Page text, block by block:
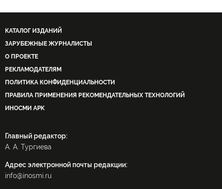
КАТАЛОГ ИЗДАНИЙ
ЗАРУБЕЖНЫЕ ЖУРНАЛИСТЫ
О ПРОЕКТЕ
РЕКЛАМОДАТЕЛЯМ
ПОЛИТИКА КОНФИДЕНЦИАЛЬНОСТИ
ПРАВИЛА ПРИМЕНЕНИЯ РЕКОМЕНДАТЕЛЬНЫХ ТЕХНОЛОГИЙ
ИНОСМИ APK
Главный редактор:
А. А. Тургиева
Адрес электронной почты редакции:
info@inosmi.ru